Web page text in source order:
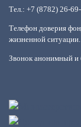
Тел.: +7 (8782) 26-
Телефон доверия
жизненной ситуации.
Звонок анонимный и